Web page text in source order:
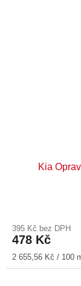
Kia
395 Kč bez DPH
478 Kč
Měrná
cena:
2 655,56 Kč / 100